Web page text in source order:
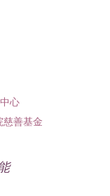
心
慈善基金